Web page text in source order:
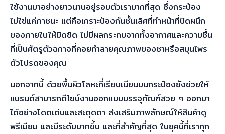
ใช้งานมาอย่างยาวนานอยู่รอบตัวเรามากที่สุด ซึ่งกระป๋อง
ไม่ใช่แค่ภาชนะ แต่คือเกราะป้องกันชั้นเลิศที่ทำหน้าที่ปิดผนึก
ของภายในให้มิดชิด ไม่มีผลกระทบจากทั้งอากาศและความชื้น
ที่เป็นศัตรูตัวฉกาจที่คอยทำลายคุณภาพของชาหรือสมุนไพร
ตัวโปรดของคุณ
นอกจากนี้ ด้วยพื้นผิวโลหะที่เรียบเนียนบนกระป๋องยังช่วยให้
แบรนด์สามารถดีไซน์งานออกแบบบรรจุภัณฑ์สวย ๆ ออกมา
ได้อย่างโดดเด่นและสะดุดตา ส่งเสริมภาพลักษณ์ให้สินค้าดู
พรีเมียม และมีระดับมากขึ้น และที่สำคัญที่สุด ในยุคนี้ที่เราทุก